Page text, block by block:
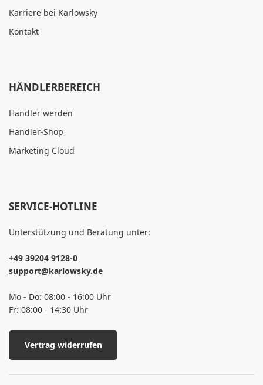
Karriere bei Karlowsky
Kontakt
HÄNDLERBEREICH
Händler werden
Händler-Shop
Marketing Cloud
SERVICE-HOTLINE
Unterstützung und Beratung unter:
+49 39204 9128-0
support@karlowsky.de
Mo - Do: 08:00 - 16:00 Uhr
Fr: 08:00 - 14:30 Uhr
Vertrag widerrufen